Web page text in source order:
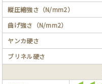
縦圧縮強さ（N/mm2）
曲げ強さ（N/mm2）
ヤンカ硬さ
ブリネル硬さ